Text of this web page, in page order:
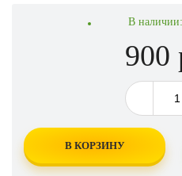
В наличии:
900
В КОРЗИНУ